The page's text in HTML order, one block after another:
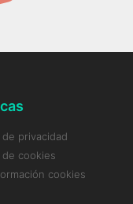
de privacidad
de cookies
cookies